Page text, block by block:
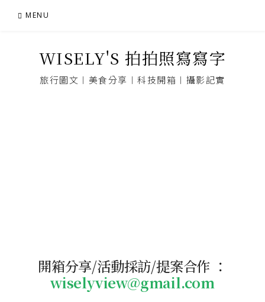
MENU
WISELY'S 拍拍照寫寫字
旅行圖文︱美食分享︱科技開箱︱攝影記實
開箱分享/活動採訪/提案合作 ：
wiselyview@gmail.com